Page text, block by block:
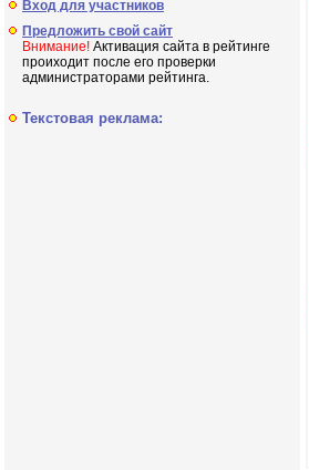
Вход для участников
Предложить свой сайт
Внимание! Активация сайта в рейтинге
проиходит после его проверки
администраторами рейтинга.
Текстовая реклама: